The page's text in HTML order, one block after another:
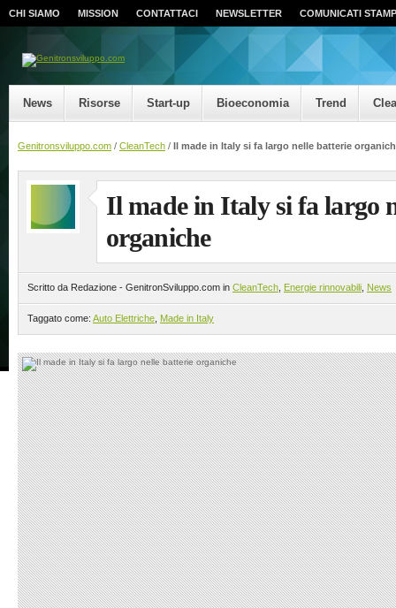
CHI SIAMO MISSION CONTATTACI NEWSLETTER COMUNICATI
News Risorse Start-up Bioeconomia Trend
Genitronsviluppo.com / CleanTech / Il made in Italy si fa largo nelle batterie
Il made in Italy si fa largo
organiche
Scritto da Redazione - GenitronSviluppo.com in CleanTech Energie rinnovabili News
Taggato come: Auto Elettriche Made in Italy